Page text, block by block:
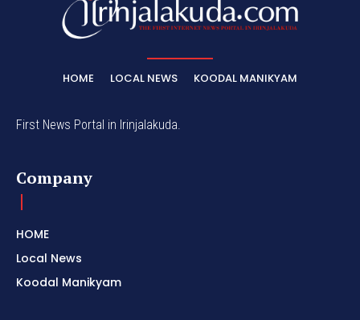
HOME LOCAL NEWS KOODAL MANIKYAM
First News Portal in Irinjalakuda.
Company
HOME
Local News
Koodal Manikyam